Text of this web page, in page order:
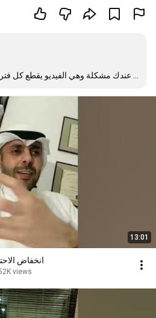
عندك مشكلة وهي الفيديو يقطع كل
ولك
13:01
انخفاض
views